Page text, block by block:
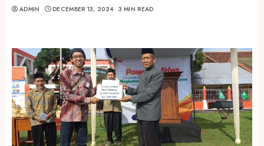
ADMIN DECEMBER 13, 2024 3 MIN READ